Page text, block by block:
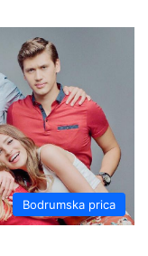
Bodrumska prica